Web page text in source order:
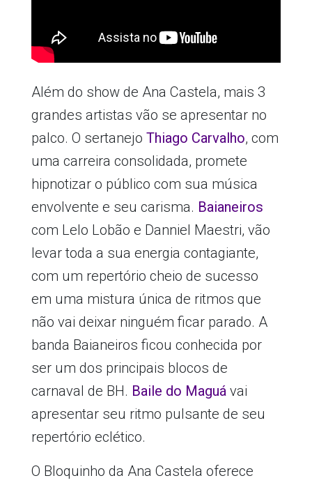
Além do show de Ana Castela, mais 3
grandes artistas vão se apresentar no
palco. O sertanejo Thiago Carvalho, com
uma carreira consolidada, promete
hipnotizar o público com sua música
envolvente e seu carisma. Baianeiros
com Lelo Lobão e Danniel Maestri, vão
levar toda a sua energia contagiante,
com um repertório cheio de sucesso
em uma mistura única de ritmos que
não vai deixar ninguém ficar parado. A
banda Baianeiros ficou conhecida por
ser um dos principais blocos de
carnaval de BH. Baile do Maguá vai
apresentar seu ritmo pulsante de seu
repertório eclético.
O Bloquinho da Ana Castela oferece